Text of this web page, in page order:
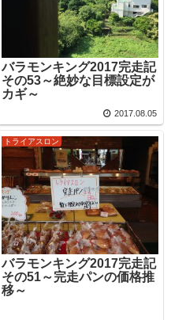
バラモンキング2017完走記
その53～絶妙な目標設定が
カギ～
2017.08.05
トライアスロン
バラモンキング2017完走記
その51～完走パンの価格推
移～